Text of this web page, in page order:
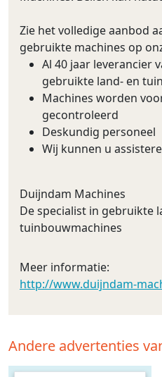
Zie het volledige aanbod
gebruikte machines op
Al 40 jaar leverancier
gebruikte land- en
Machines worden
gecontroleerd
Deskundig personeel
Wij kunnen u
Duijndam Machines
De specialist in gebruikte
tuinbouwmachines
Meer informatie:
http://www.duijndam-
Andere advertenties